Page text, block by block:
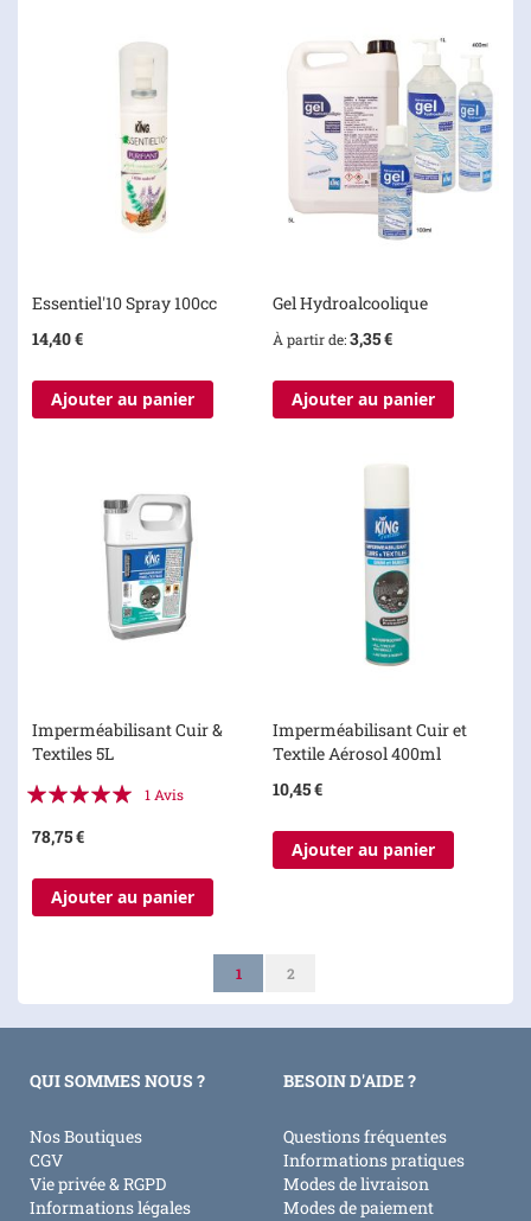
Essentiel'10 Spray 100cc
14,40 €
Ajouter au panier
Gel Hydroalcoolique
À partir de 3,35 €
Ajouter au panier
Imperméabilisant Cuir &
Textiles 5L
Évaluation:
1 Avis
78,75 €
Ajouter au panier
Imperméabilisant Cuir et
Textile Aérosol 400ml
10,45 €
Ajouter au panier
PageVous lisez actuellement la page
1 Page
2
QUI SOMMES NOUS ?
Nos Boutiques
CGV
Vie privée & RGPD
Informations légales
BESOIN D'AIDE ?
Questions fréquentes
Informations pratiques
Modes de livraison
Modes de paiement